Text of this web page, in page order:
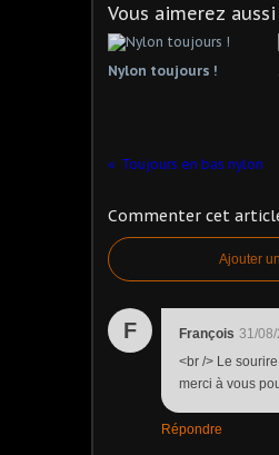
Vous aimerez aussi
Nylon toujours !
Toujours en bas nylon
Commenter cet
Ajouter
F François 31/
<br /> Le
merci à vous
Répondre